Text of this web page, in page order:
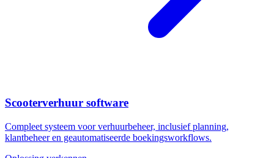
Scooterverhuur software
Compleet systeem voor verhuurbeheer, inclusief planning,
klantbeheer en geautomatiseerde boekingsworkflows.